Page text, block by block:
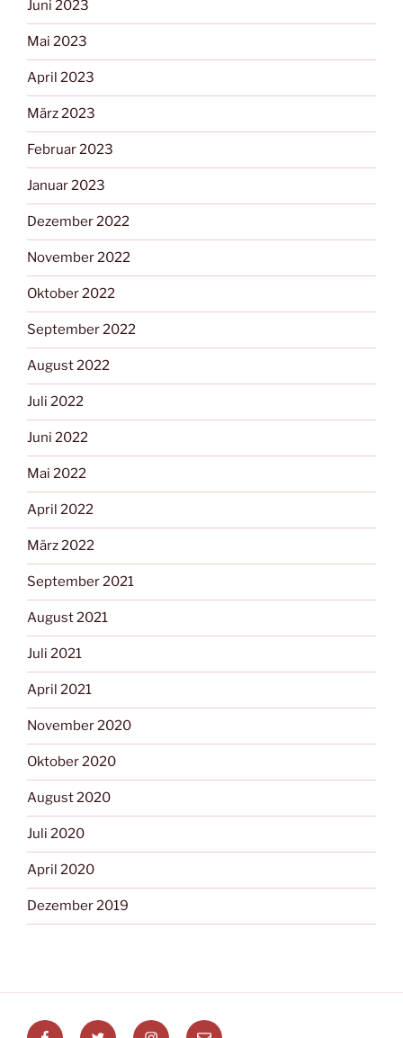
Juni 2023
Mai 2023
April 2023
März 2023
Februar 2023
Januar 2023
Dezember 2022
November 2022
Oktober 2022
September 2022
August 2022
Juli 2022
Juni 2022
Mai 2022
April 2022
März 2022
September 2021
August 2021
Juli 2021
April 2021
November 2020
Oktober 2020
August 2020
Juli 2020
April 2020
Dezember 2019